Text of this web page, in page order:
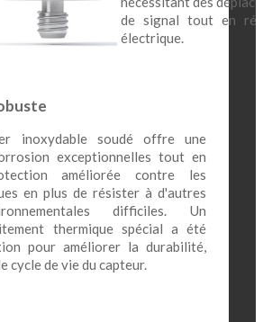
de signal tout en
électrique.
inoxydable soudé offre une
exceptionnelles tout en
améliorée contre les
en plus de résister à d'autres
difficiles. Un
thermique spécial a été
pour améliorer la durabilité,
cycle de vie du capteur.